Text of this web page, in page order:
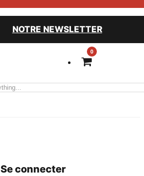
NOTRE NEWSLETTER
0
Se connecter